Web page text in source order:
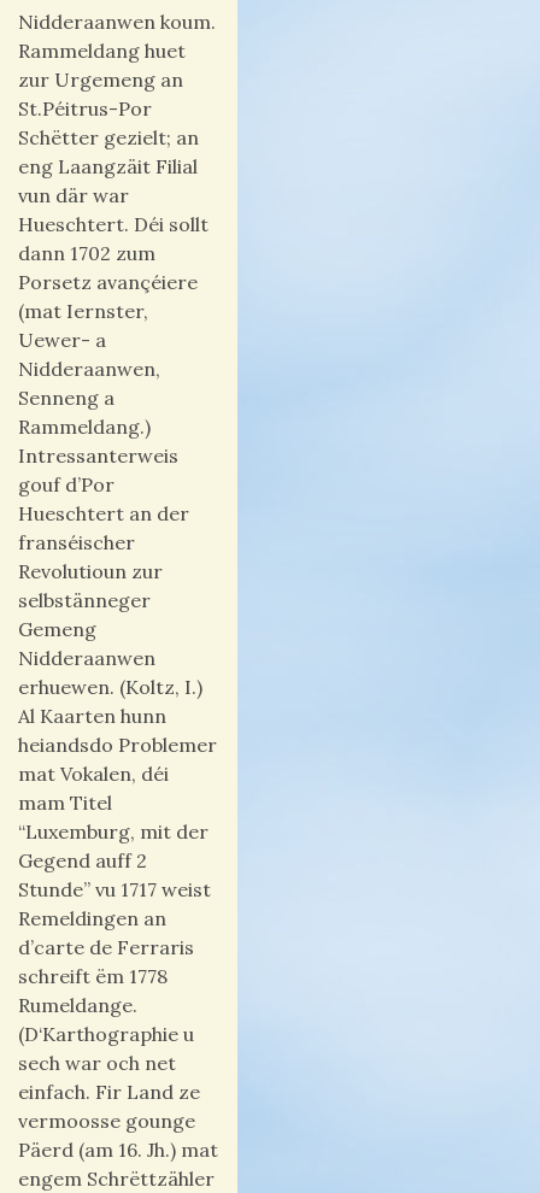
Nidderaanwen koum.
Rammeldang huet
zur Urgemeng an
St.Péitrus-Por
Schëtter gezielt; an
eng Laangzäit Filial
vun där war
Hueschtert. Déi sollt
dann 1702 zum
Porsetz avançéiere
(mat Iernster,
Uewer- a
Nidderaanwen,
Senneng a
Rammeldang.)
Intressanterweis
gouf d’Por
Hueschtert an der
franséischer
Revolutioun zur
selbstänneger
Gemeng
Nidderaanwen
erhuewen. (Koltz, I.)
Al Kaarten hunn
heiandsdo Problemer
mat Vokalen, déi
mam Titel
“Luxemburg, mit der
Gegend auff 2
Stunde” vu 1717 weist
Remeldingen an
d’carte de Ferraris
schreift ëm 1778
Rumeldange.
(D‘Karthographie u
sech war och net
einfach. Fir Land ze
vermoosse gounge
Päerd (am 16. Jh.) mat
engem Schrëttzähler